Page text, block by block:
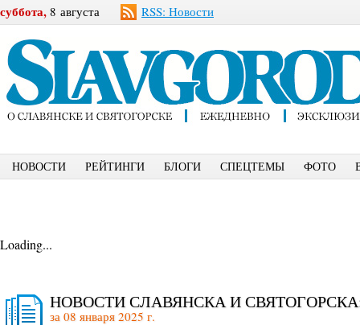
суббота, 8 августа RSS: Новости
НОВОСТИ РЕЙТИНГИ БЛОГИ СПЕЦТЕМЫ ФОТО
Loading...
НОВОСТИ СЛАВЯНСКА И
за 08 января 2025 г.